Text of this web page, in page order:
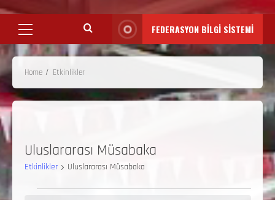
FEDERASYON BİLGİ SİSTEMİ
Home Etkinlikler
Uluslararası Müsabaka
Etkinlikler Uluslararası Müsabaka